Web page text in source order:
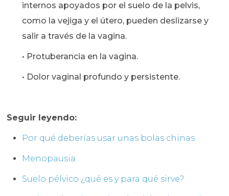
internos apoyados por el suelo de la pelvis,
como la vejiga y el útero, pueden deslizarse y
salir a través de la vagina.
• Protuberancia en la vagina.
• Dolor vaginal profundo y persistente.
Seguir leyendo:
Por qué deberías usar unas bolas chinas
Menopausia
Suelo pélvico ¿qué es y para qué sirve?